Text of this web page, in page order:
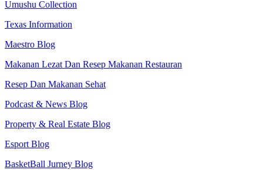
Umushu Collection
Texas Information
Maestro Blog
Makanan Lezat Dan Resep Makanan Restauran
Resep Dan Makanan Sehat
Podcast & News Blog
Property & Real Estate Blog
Esport Blog
BasketBall Jurney Blog